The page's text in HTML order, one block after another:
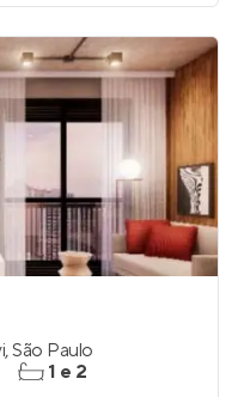
,São Paulo
1 e 2